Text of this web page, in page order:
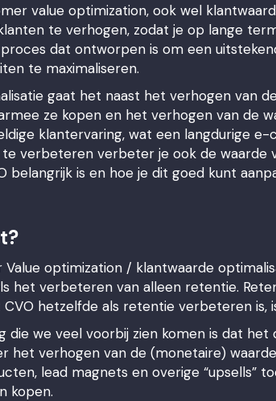
value optimization, ook wel
te verhogen, zodat je op lange
dat ontworpen is om een
te maximaliseren.
gaat het naast het verhogen van
ze kopen en het verhogen van de
klantervaring, wat een langdurige
verbeteren verbeter je ook de waarde
belangrijk is en hoe je dit goed kunt
Value optimization / klantwaarde
het verbeteren van alleen retentie.
hetzelfde als retentie verbeteren is,
die we veel voorbij zien komen is dat
het verhogen van de (monetaire)
lead magnets en overige “upsells”
kopen.